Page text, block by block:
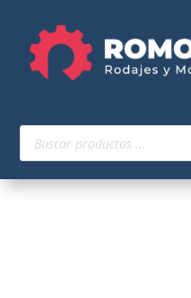
Búsqueda
productos